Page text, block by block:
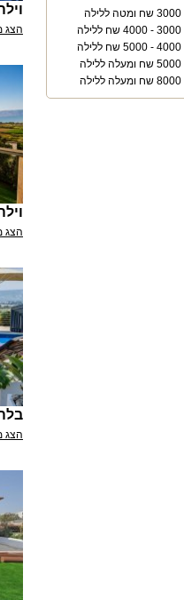
3000 שח ומטה ללילה
3000 - 4000 שח ללילה
4000 - 5000 שח ללילה
5000 שח ומעלה ללילה
8000 שח ומעלה ללילה
הצג
הצג
הצג